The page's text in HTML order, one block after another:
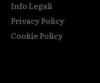
Info Legali
Privacy Policy
Cookie Policy